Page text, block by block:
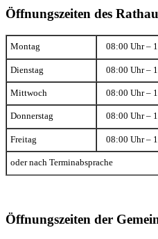
Öffnungszeiten des
Montag 08:00 Uhr –
Dienstag 08:00 Uhr –
Mittwoch 08:00 Uhr –
Donnerstag 08:00 Uhr –
Freitag 08:00 Uhr –
oder nach Terminabsprache
Öffnungszeiten der